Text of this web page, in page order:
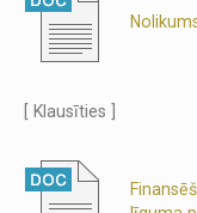
[ Klausīties ]